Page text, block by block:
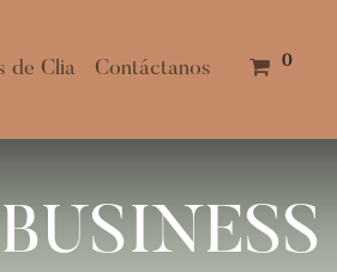
de Clia Contáctanos 0